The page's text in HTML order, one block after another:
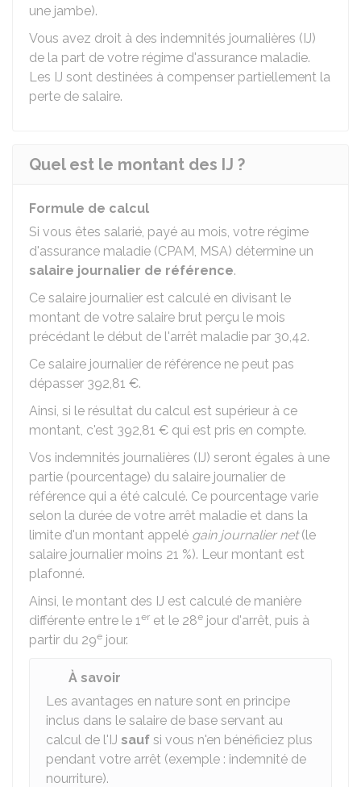
une jambe).
Vous avez droit à des indemnités journalières (IJ)
de la part de votre régime d'assurance maladie.
Les IJ sont destinées à compenser partiellement la
perte de salaire.
Quel est le montant des IJ ?
Formule de calcul
Si vous êtes salarié, payé au mois, votre régime
d'assurance maladie (CPAM, MSA) détermine un
salaire journalier de référence.
Ce salaire journalier est calculé en divisant le
montant de votre salaire brut perçu le mois
précédant le début de l'arrêt maladie par 30,42.
Ce salaire journalier de référence ne peut pas
dépasser 392,81 €.
Ainsi, si le résultat du calcul est supérieur à ce
montant, c'est 392,81 € qui est pris en compte.
Vos indemnités journalières (IJ) seront égales à une
partie (pourcentage) du salaire journalier de
référence qui a été calculé. Ce pourcentage varie
selon la durée de votre arrêt maladie et dans la
limite d'un montant appelé gain journalier net(le
salaire journalier moins 21 %). Leur montant est
plafonné.
Ainsi, le montant des IJ est calculé de manière
différente entre le 1er et le 28e jour d'arrêt, puis à
partir du 29e jour.
À savoir
Les avantages en nature sont en principe
inclus dans le salaire de base servant au
calcul de l'IJ sauf si vous n'en bénéficiez plus
pendant votre arrêt (exemple : indemnité de
nourriture).